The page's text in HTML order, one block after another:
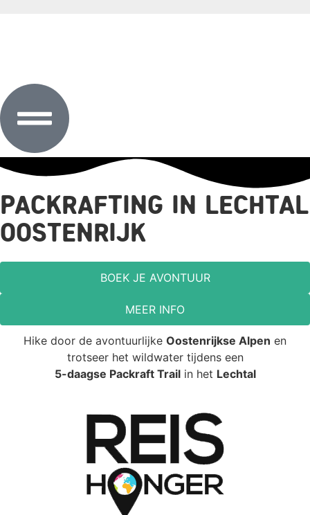
Packrafting in Lechtal
Oostenrijk
BOEK JE AVONTUUR
MEER INFO
Hike door de avontuurlijke Oostenrijkse Alpen en
trotseer het wildwater tijdens een
5-daagse Packraft Trailin het Lechtal